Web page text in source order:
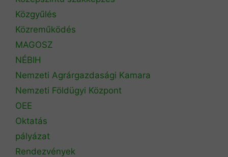
Közgyűlés
Közreműködés
MAGOSZ
NÉBIH
Nemzeti Agrárgazdasági Kamara
Nemzeti Földügyi Központ
OEE
Oktatás
pályázat
Rendezvények